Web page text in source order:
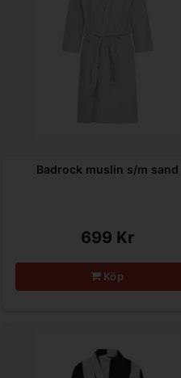
Badrock muslin s/m sand
699 Kr
Köp